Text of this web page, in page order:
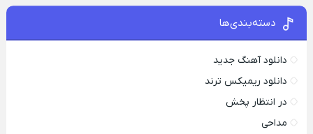
دسته‌بندی‌ها
دانلود آهنگ جدید
دانلود ریمیکس ترند
در انتظار پخش
مداحی